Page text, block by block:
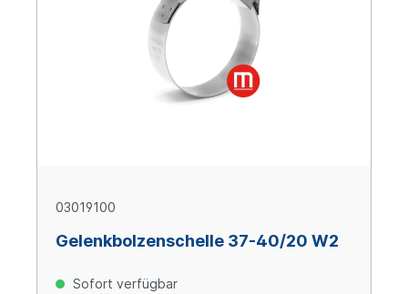
03019100
Gelenkbolzenschelle 37-40/20 W2
Sofort verfügbar